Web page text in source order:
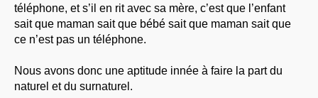
téléphone, et s’il en rit avec sa mère, c’est que l’enfant
sait que maman sait que bébé sait que maman sait que
ce n’est pas un téléphone.
Nous avons donc une aptitude innée à faire la part du
naturel et du surnaturel.